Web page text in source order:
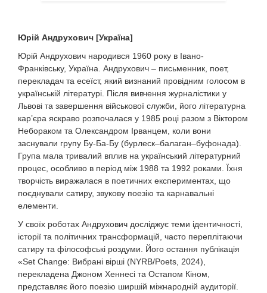
Юрій Андрухович [Україна]
Юрій Андрухович народився 1960 року в Івано-
Франківську, Україна. Андрухович – письменник, поет,
перекладач та есеїст, який визнаний провідним голосом в
українській літературі. Після вивчення журналістики у
Львові та завершення військової служби, його літературна
кар’єра яскраво розпочалася у 1985 році разом з Віктором
Небораком та Олександром Ірванцем, коли вони
заснували групу Бу-Ба-Бу (бурлеск–балаган–буфонада).
Група мала тривалий вплив на український літературний
процес, особливо в період між 1988 та 1992 роками. Їхня
творчість виражалася в поетичних експериментах, що
поєднували сатиру, звукову поезію та карнавальні
елементи.
У своїх роботах Андрухович досліджує теми ідентичності,
історії та політичних трансформацій, часто переплітаючи
сатиру та філософські роздуми. Його остання публікація
«Set Change: Вибрані вірші (NYRB/Poets, 2024),
перекладена Джоном Хеннесі та Остапом Кіном,
представляє його поезію ширшій міжнародній аудиторії.